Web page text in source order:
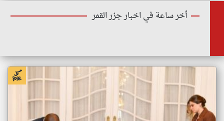
أخر ساعة في اخبار جزر القمر